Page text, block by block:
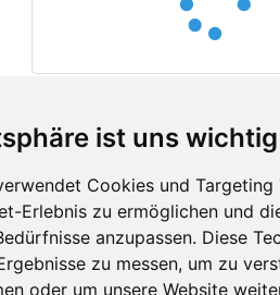
ist uns wichtig
Cookies und Targeting
Erlebnis zu ermöglichen und
anzupassen. Diese
zu messen, um zu
oder um unsere Website
Facebook
Twitter
YouTube